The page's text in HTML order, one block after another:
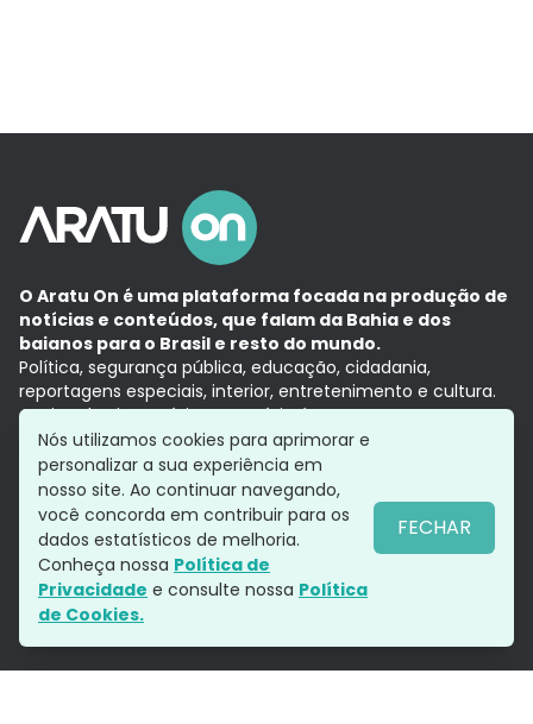
O Aratu On é uma plataforma focada na produção de
notícias e conteúdos, que falam da Bahia e dos
baianos para o Brasil e resto do mundo.
Política, segurança pública, educação, cidadania,
reportagens especiais, interior, entretenimento e cultura.
Aqui, tudo vira notícia e a notícia é no tempo presente,
com a credibilidade do Grupo Aratu.
Grupo Aratu
Política de privacidade
Siga-nos
Nós utilizamos cookies para aprimorar e
personalizar a sua experiência em
nosso site. Ao continuar navegando,
você concorda em contribuir para os
dados estatísticos de melhoria.
Conheça nossa Política de
Privacidade e consulte nossa Política
de Cookies.
FECHAR